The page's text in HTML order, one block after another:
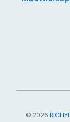
© 2026